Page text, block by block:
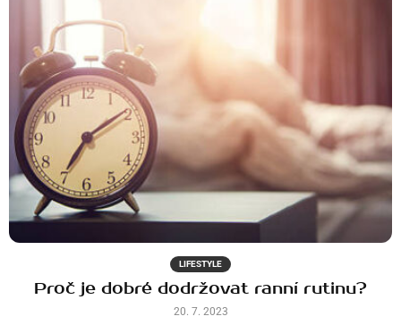
LIFESTYLE
Proč je dobré dodržovat ranní rutinu?
20. 7. 2023